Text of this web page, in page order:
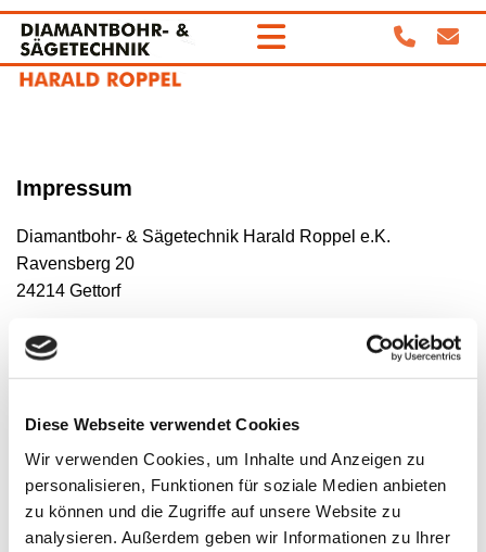
Diese Webseite verwendet Cookies
Wir verwenden Cookies, um Inhalte und Anzeigen zu
personalisieren, Funktionen für soziale Medien anbieten
zu können und die Zugriffe auf unsere Website zu
analysieren. Außerdem geben wir Informationen zu Ihrer
Impressum
Diamantbohr- & Sägetechnik Harald Roppel e.K.
Ravensberg 20
24214 Gettorf
Telefon:
Inhaber: Harald Roppel
Registergericht: Amtsgericht 24114 Kiel
Registernummer: HRA 7221 KI